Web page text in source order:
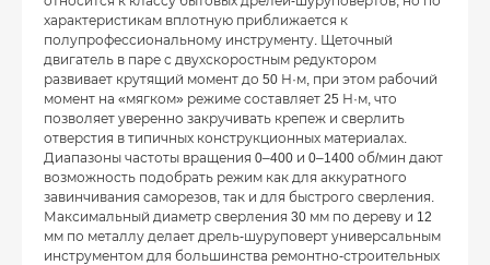
характеристикам вплотную приближается к
полупрофессиональному инструменту. Щеточный
двигатель в паре с двухскоростным редуктором
развивает крутящий момент до 50 Н·м, при этом рабочий
момент на «мягком» режиме составляет 25 Н·м, что
позволяет уверенно закручивать крепеж и сверлить
отверстия в типичных конструкционных материалах.
Диапазоны частоты вращения 0–400 и 0–1400 об/мин дают
возможность подобрать режим как для аккуратного
завинчивания саморезов, так и для быстрого сверления.
Максимальный диаметр сверления 30 мм по дереву и 12
мм по металлу делает дрель-шуруповерт универсальным
инструментом для большинства ремонтно-строительных